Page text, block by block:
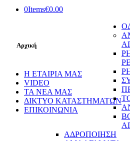
0Items€0.00
Αρχική
Η ΕΤΑΙΡΙΑ ΜΑΣ
VIDEO
ΤΑ ΝΕΑ ΜΑΣ
ΔΙΚΤΥΟ ΚΑΤΑΣΤΗΜΑΤΩΝ
ΕΠΙΚΟΙΝΩΝΙΑ
ΑΔΡΟΠΟΙΗΣΗ